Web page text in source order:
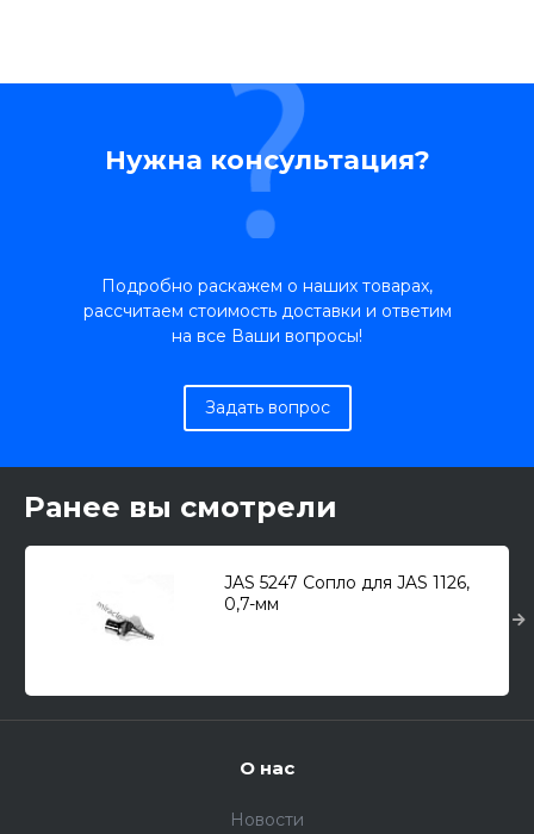
Нужна консультация?
Подробно раскажем о наших товарах,
рассчитаем стоимость доставки и ответим
на все Ваши вопросы!
Задать вопрос
Ранее вы смотрели
JAS 5247 Сопло для JAS 1126,
0,7-мм
О нас
Новости